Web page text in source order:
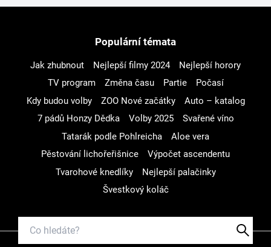
Populární témata
Jak zhubnout Nejlepší filmy 2024
Nejlepší horory
TV program
Změna času Partie
Počasí
Kdy budou volby
ZOO Nové začátky
Auto – katalog
7 pádů Honzy Dědka
Volby 2025
Svařené víno
Tatarák podle Pohlreicha
Aloe vera
Pěstování lichořeřišnice
Výpočet ascendentu
Tvarohové knedlíky
Nejlepší palačinky
Švestkový koláč